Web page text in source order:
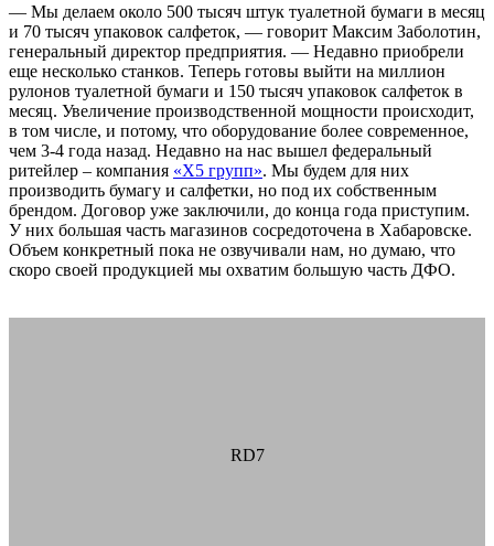
— Мы делаем около 500 тысяч штук туалетной бумаги в месяц
и 70 тысяч упаковок салфеток, — говорит Максим Заболотин,
генеральный директор предприятия. — Недавно приобрели
еще несколько станков. Теперь готовы выйти на миллион
рулонов туалетной бумаги и 150 тысяч упаковок салфеток в
месяц. Увеличение производственной мощности происходит,
в том числе, и потому, что оборудование более современное,
чем 3-4 года назад. Недавно на нас вышел федеральный
ритейлер – компания «Х5 групп». Мы будем для них
производить бумагу и салфетки, но под их собственным
брендом. Договор уже заключили, до конца года приступим.
У них большая часть магазинов сосредоточена в Хабаровске.
Объем конкретный пока не озвучивали нам, но думаю, что
скоро своей продукцией мы охватим большую часть ДФО.
RD7